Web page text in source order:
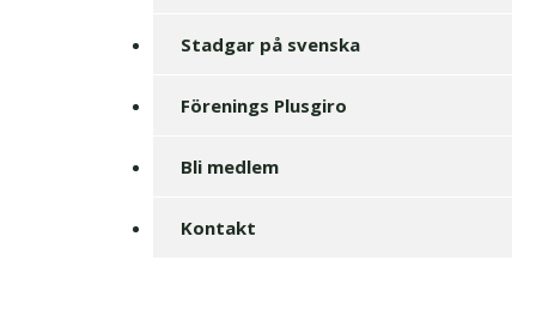
Stadgar på svenska
Förenings Plusgiro
Bli medlem
Kontakt